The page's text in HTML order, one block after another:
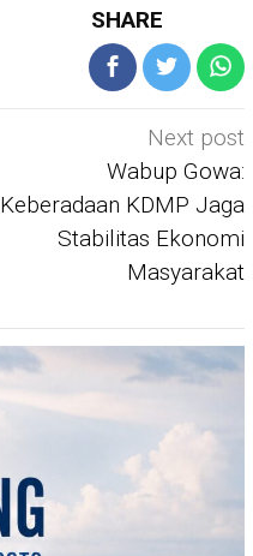
SHARE
Next post
Wabup Gowa:
Keberadaan KDMP Jaga
Stabilitas Ekonomi
Masyarakat